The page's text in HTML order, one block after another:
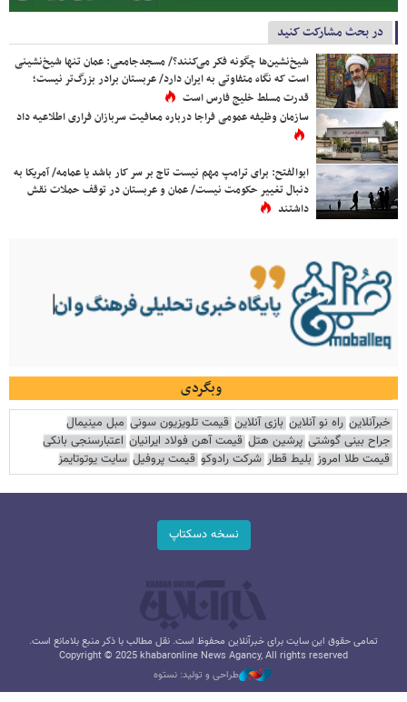
در بحث مشارکت کنید
شیخ‌نشین‌ها چگونه فکر می‌کنند؟/ مسجدجامعی: عمان تنها شیخ‌نشینی
است که نگاه متفاوتی به ایران دارد/ عربستان برادر بزرگ‌تر نیست؛
قدرت مسلط خلیج فارس است
سازمان وظیفه عمومی فراجا درباره معافیت سربازان فراری اطلاعیه داد
ابوالفتح: برای ترامپ مهم نیست تاج بر سر کار باشد یا عمامه/ آمریکا به
دنبال تغییر حکومت نیست/ عمان و عربستان در توقف حملات نقش
داشتند
وبگردی
خبرآنلاین راه نو آنلاین بازی آنلاین قیمت تلویزیون سونی مبل مینیمال
جراح بینی گوشتی پرشین هتل قیمت آهن فولاد ایرانیان اعتبارسنجی بانکی
قیمت طلا امروز بلیط قطار شرکت رادوکو قیمت پروفیل سایت یوتوتایمز
نسخه دسکتاپ
تمامی حقوق این سایت برای خبرآنلاین محفوظ است. نقل مطالب با ذکر منبع بلامانع است.
Copyright © 2025 khabaronline News Agancy, All rights reserved
طراحی و تولید: نستوه